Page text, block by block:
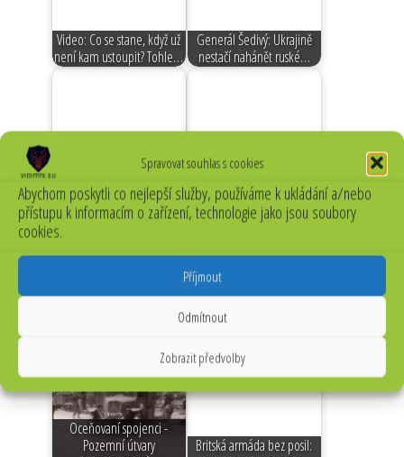
Spravovat souhlas s cookies
Abychom poskytli co nejlepší služby, používáme k ukládání a/nebo
přístupu k informacím o zařízení, technologie jako jsou soubory
cookies.
Příjmout
Odmítnout
Zobrazit předvolby
Video: Co se stane, když už
není kam ustoupit? Tohle…
Generál Šedivý: Ukrajině
nestačí nahánět ruské…
Nové zbraňové systémy
dneška: Orešnik
Britská armáda integruje
pozemní drony s cílem…
Belgický model:
Dobrovolná vojenská služba Evropský sociální stát jako
strategická síla:…
Oceňovaní spojenci -
Pozemní útvary
Britská armáda bez posil: